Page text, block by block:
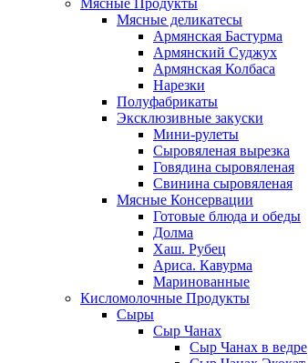
Мясные Продукты
Мясные деликатесы
Армянская Бастурма
Армянский Суджух
Армянская Колбаса
Нарезки
Полуфабрикаты
Эксклюзивные закуски
Мини-рулеты
Сыровяленая вырезка
Говядина сыровяленая
Свинина сыровяленая
Мясные Консервации
Готовые блюда и обеды
Долма
Хаш. Рубец
Ариса. Кавурма
Маринованные
Кисломолочные Продукты
Сыры
Сыр Чанах
Сыр Чанах в ведре